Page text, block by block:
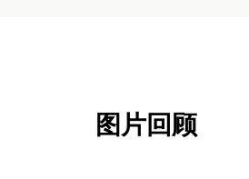
图片回顾